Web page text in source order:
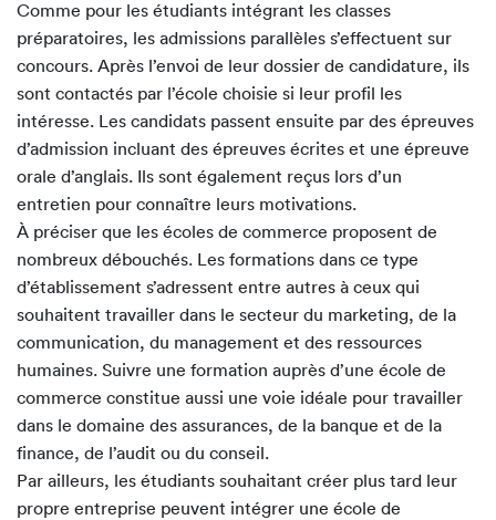
Comme pour les étudiants intégrant les classes
préparatoires, les admissions parallèles s’effectuent sur
concours. Après l’envoi de leur dossier de candidature, ils
sont contactés par l’école choisie si leur profil les
intéresse. Les candidats passent ensuite par des épreuves
d’admission incluant des épreuves écrites et une épreuve
orale d’anglais. Ils sont également reçus lors d’un
entretien pour connaître leurs motivations.
À préciser que les écoles de commerce proposent de
nombreux débouchés. Les formations dans ce type
d’établissement s’adressent entre autres à ceux qui
souhaitent travailler dans le secteur du marketing, de la
communication, du management et des ressources
humaines. Suivre une formation auprès d’une école de
commerce constitue aussi une voie idéale pour travailler
dans le domaine des assurances, de la banque et de la
finance, de l’audit ou du conseil.
Par ailleurs, les étudiants souhaitant créer plus tard leur
propre entreprise peuvent intégrer une école de